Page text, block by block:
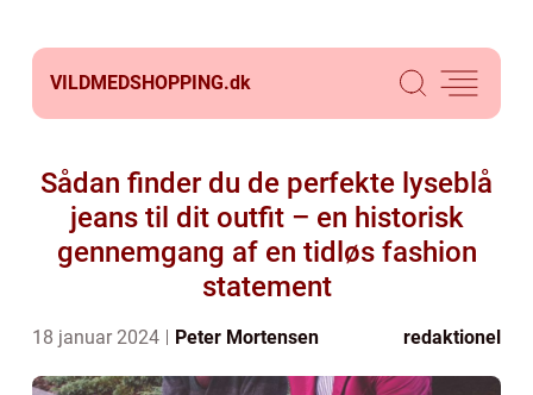
VILDMEDSHOPPING.dk
Sådan finder du de perfekte lyseblå
jeans til dit outfit – en historisk
gennemgang af en tidløs fashion
statement
18 januar 2024 Peter Mortensen redaktionel